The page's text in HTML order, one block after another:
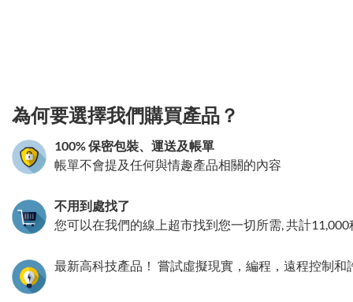
為何要選擇我們購買產品？
100% 保密包裝、運送及帳單
帳單不會提及任何與情趣產品相關的內容
不用到處找了
您可以在我們的線上超市找到您一切所需, 共計11,000
最新高科技產品！ 嘗試虛擬現實，編程，遠程控制